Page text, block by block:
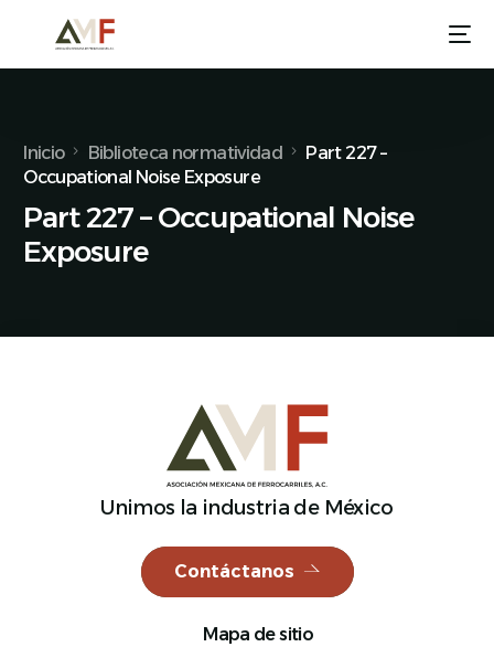
Inicio Biblioteca normatividad
Part 227 –
Occupational Noise Exposure
Part 227 – Occupational Noise
Exposure
Unimos la industria de México
Contáctanos
Mapa de sitio